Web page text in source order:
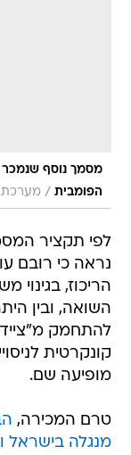
מסמך נוסף שנמכר
הפומבית / מערכת
לפי תקציר
נראה כי רובם
הריכוז, בגינוי
השואה, ובין
להתחמק
קונקרטית
מופיעה שם.
טרם המכירה,
מנגלה בישראל